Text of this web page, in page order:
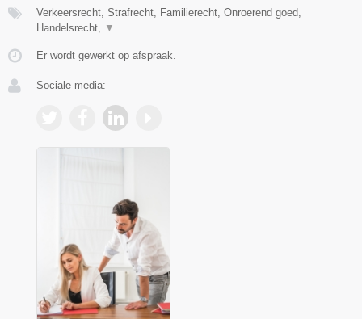
Verkeersrecht, Strafrecht, Familierecht, Onroerend goed,
Handelsrecht,
▼
Er wordt gewerkt op afspraak.
Sociale media: